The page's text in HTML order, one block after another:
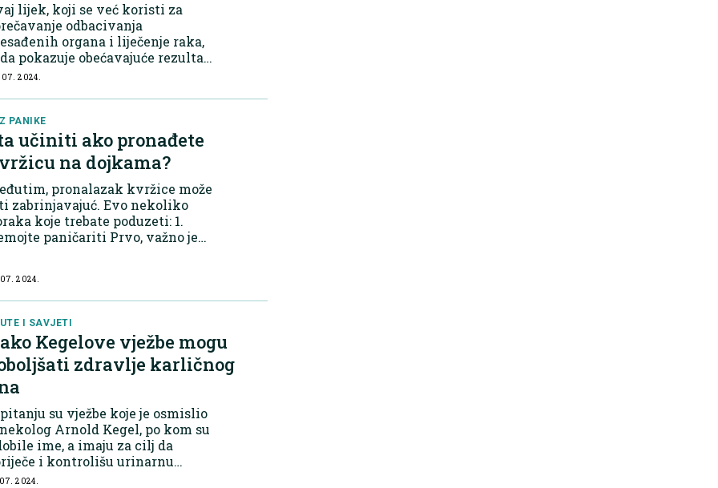
lijek, koji se već koristi za
odbacivanja
organa i liječenje raka,
pokazuje obećavajuće rezultate
koja se provode na
07. 2024.
PANIKE
učiniti ako pronađete
na dojkama?
pronalazak kvržice može
zabrinjavajuć. Evo nekoliko
koje trebate poduzeti: 1.
paničariti Prvo, važno je
imati različite teksture i
07. 2024.
I SAVJETI
Kegelove vježbe mogu
zdravlje karličnog
su vježbe koje je osmislio
Arnold Kegel, po kom su
ime, a imaju za cilj da
i kontrolišu urinarnu
i druge probleme
2024.